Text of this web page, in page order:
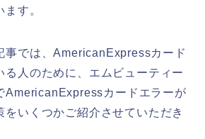
す。
事では、AmericanExpressカード
る人のために、エムビューティー
AmericanExpressカードエラーが
をいくつかご紹介させていただき